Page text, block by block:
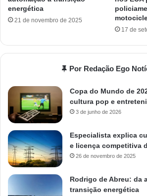
energética
21 de novembro de 2025
17 de
Por Redação Ego
Copa do Mundo de
cultura pop e
3 de junho de 2026
Especialista explica
e licença competitiva
26 de novembro de 2025
Rodrigo de Abreu: da
transição energética